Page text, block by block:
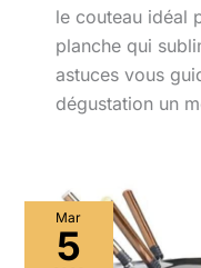
le couteau idéal
planche qui
astuces vous
dégustation un
Mar
5